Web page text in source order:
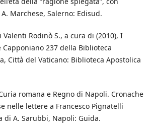
A. Marchese, Salerno: Edisud.
Valenti Rodinò S., a cura di (2010), I
237 della Biblioteca
Città del Vaticano: Biblioteca Apostolica
romana e Regno di Napoli. Cronache
nelle lettere a Francesco Pignatelli
di A. Sarubbi, Napoli: Guida.